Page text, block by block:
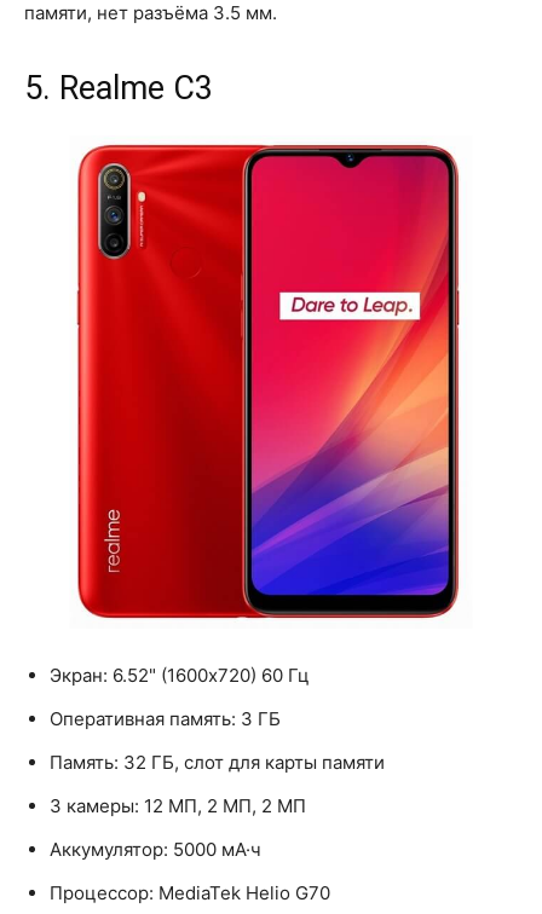
памяти, нет разъёма 3.5 мм.
5. Realme C3
Экран: 6.52" (1600x720) 60 Гц
Оперативная память: 3 ГБ
Память: 32 ГБ, слот для карты памяти
3 камеры: 12 МП, 2 МП, 2 МП
Аккумулятор: 5000 мА·ч
Процессор: MediaTek Helio G70